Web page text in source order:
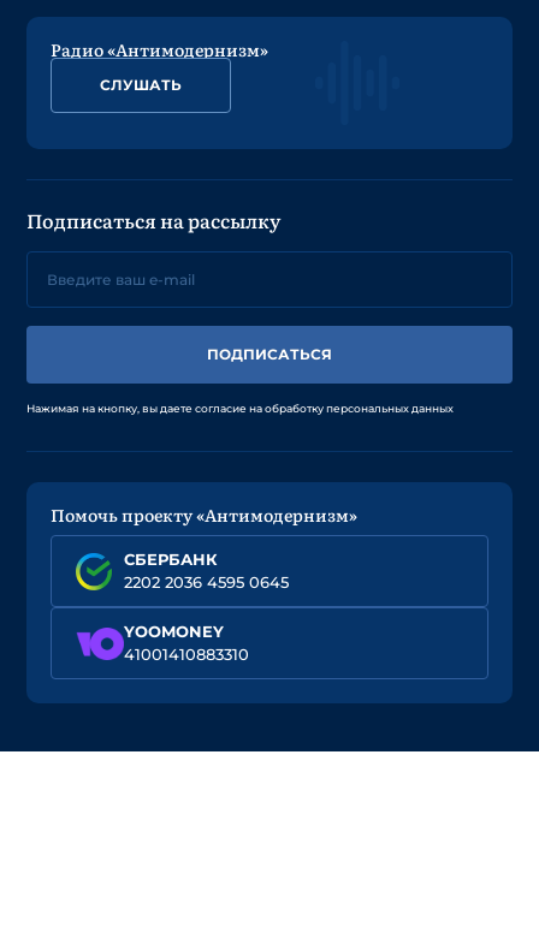
Радио «Антимодернизм»
СЛУШАТЬ
Подписаться на рассылку
ПОДПИСАТЬСЯ
Нажимая на кнопку, вы даете согласие на обработку персональных данных
Помочь проекту «Антимодернизм»
СБЕРБАНК
2202 2036 4595 0645
YOOMONEY
41001410883310